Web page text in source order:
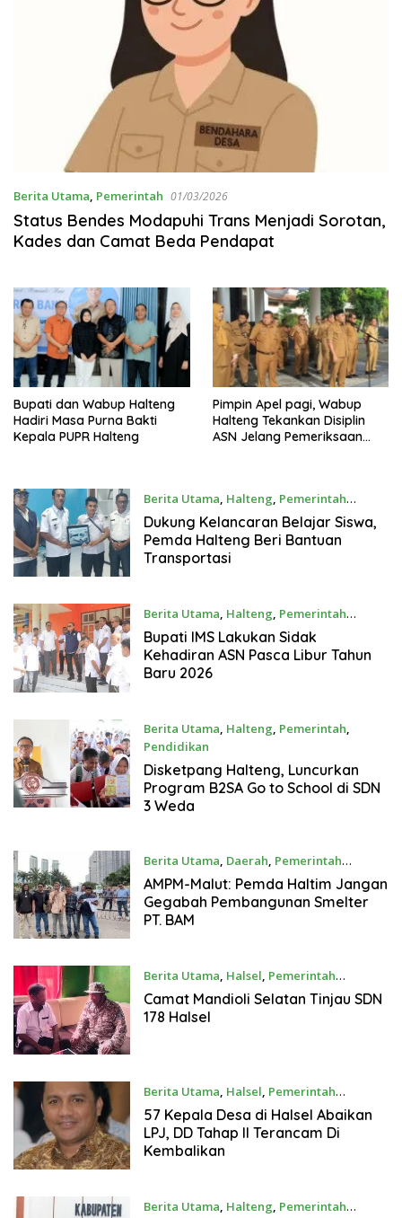
Berita Utama, Pemerintah 01/03/2026
Status Bendes Modapuhi Trans Menjadi Sorotan,
Kades dan Camat Beda Pendapat
Bupati dan Wabup Halteng
Hadiri Masa Purna Bakti
Kepala PUPR Halteng
Pimpin Apel pagi, Wabup
Halteng Tekankan Disiplin
ASN Jelang Pemeriksaan
Berita Utama, Halteng, Pemerintah
14/01/2026
Dukung Kelancaran Belajar Siswa,
Pemda Halteng Beri Bantuan
Transportasi
Berita Utama, Halteng, Pemerintah
07/01/2026
Bupati IMS Lakukan Sidak
Kehadiran ASN Pasca Libur Tahun
Baru 2026
Berita Utama, Halteng, Pemerintah,
Pendidikan
12/12/2025
Disketpang Halteng, Luncurkan
Program B2SA Go to School di SDN
3 Weda
Berita Utama, Daerah, Pemerintah
07/12/2025
AMPM-Malut: Pemda Haltim Jangan
Gegabah Pembangunan Smelter
PT. BAM
Berita Utama, Halsel, Pemerintah
26/11/2025
Camat Mandioli Selatan Tinjau SDN
178 Halsel
Berita Utama, Halsel, Pemerintah
25/11/2025
57 Kepala Desa di Halsel Abaikan
LPJ, DD Tahap II Terancam Di
Kembalikan
Berita Utama, Halteng, Pemerintah